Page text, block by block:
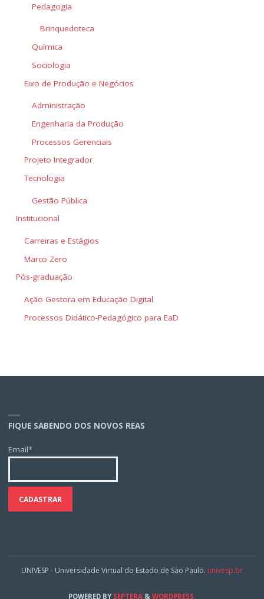
Pedagogia
Brinquedoteca
Química
Sociologia
Eixo de Produção e Negócios
Administração
Engenharia da Produção
Processos Gerenciais
Projeto Integrador
Tecnologia
Gestão Pública
Institucional
Carreiras e Estágios
Marco Zero
Pós-graduação
Ação Gestora em Educação Digital
Processos Didático-Pedagógico para EaD
FIQUE SABENDO DOS NOVOS REAS
Email*
UNIVESP - Universidade Virtual do Estado de São Paulo. univesp.br
POWERED BYSEPTERA & WORDPRESS.